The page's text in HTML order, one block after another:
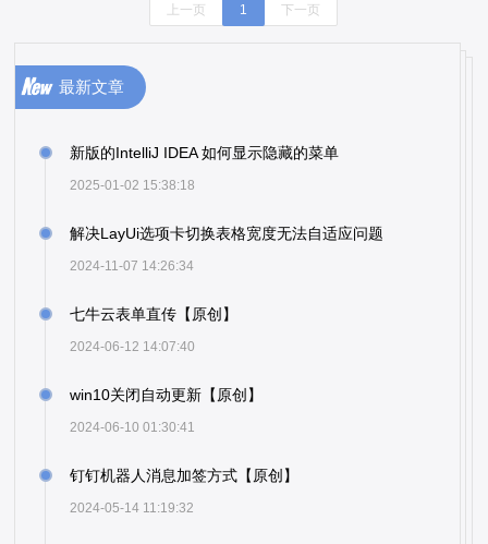
上一页 1 下一页
最新文章
新版的IntelliJ IDEA 如何显示隐藏的菜单
2025-01-02 15:38:18
解决LayUi选项卡切换表格宽度无法自适应问题
2024-11-07 14:26:34
七牛云表单直传【原创】
2024-06-12 14:07:40
win10关闭自动更新【原创】
2024-06-10 01:30:41
钉钉机器人消息加签方式【原创】
2024-05-14 11:19:32